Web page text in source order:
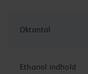
Oktantal
Ethanol indhold